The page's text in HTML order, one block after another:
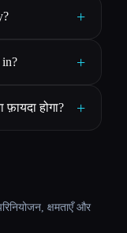
+
in? +
होगा? +
क्षमताएँ और